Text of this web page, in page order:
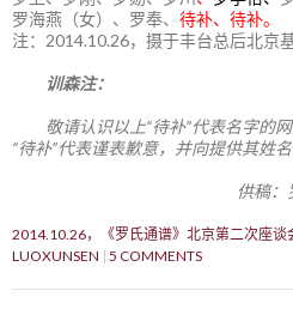
罗海燕（女）、罗奉、 待补、待补。
注：2014.10.26，摄于丰台总后北京
训森注：
敬请认识以上“待补”代表名字的
“待补”代表谨表歉意，并向提供其姓
供稿
2014.10.26，《罗氏通谱》北京第二次座谈
LUOXUNSEN 5 COMMENTS